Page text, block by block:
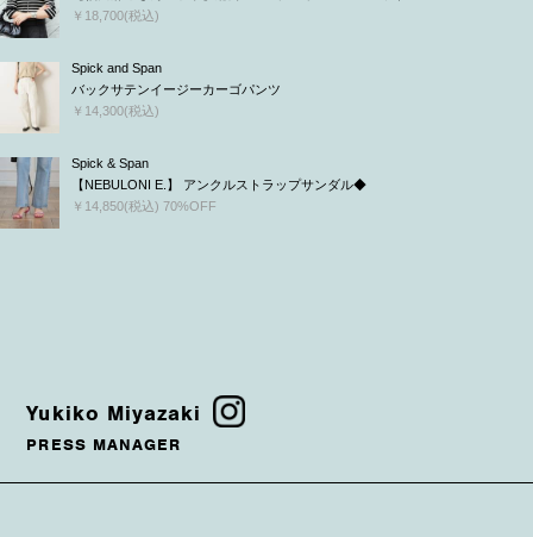
￥18,700(税込)
Spick and Span
バックサテンイージーカーゴパンツ
￥14,300(税込)
Spick & Span
【NEBULONI E.】 アンクルストラップサンダル◆
￥14,850(税込) 70%OFF
Yukiko Miyazaki
PRESS MANAGER